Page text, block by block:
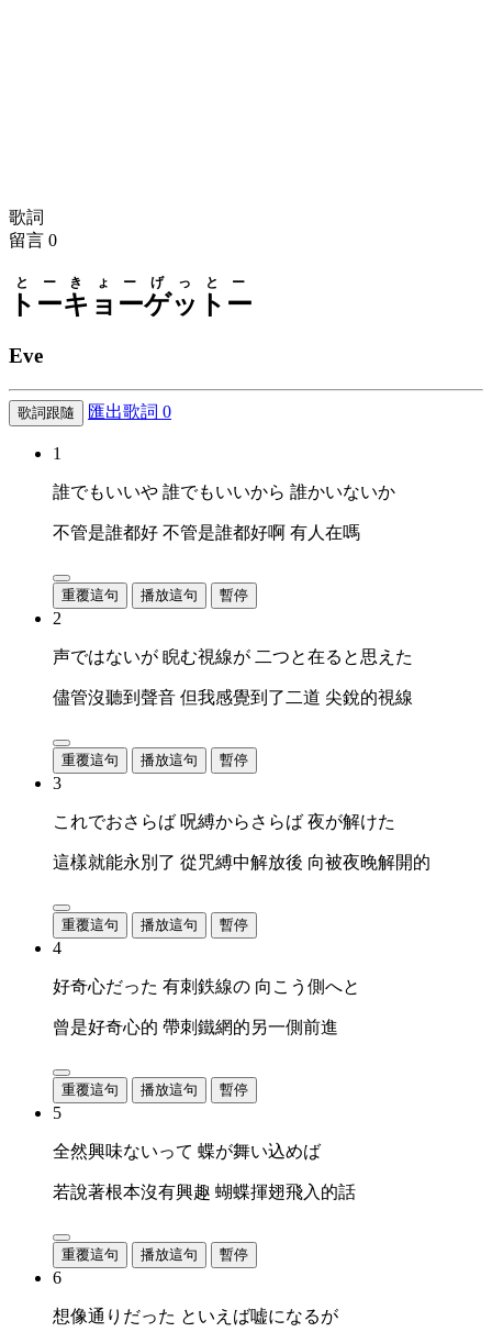
歌詞
留言 0
トーキョー
とーきょー
ゲットー
げっとー
Eve
歌詞跟隨 匯出歌詞 0
1
誰でもいいや 誰でもいいから 誰かいないか
不管是誰都好 不管是誰都好啊 有人在嗎
重覆這句 播放這句 暫停
2
声ではないが 睨む視線が 二つと在ると思えた
儘管沒聽到聲音 但我感覺到了二道 尖銳的視線
重覆這句 播放這句 暫停
3
これでおさらば 呪縛からさらば 夜が解けた
這樣就能永別了 從咒縛中解放後 向被夜晚解開的
重覆這句 播放這句 暫停
4
好奇心だった 有刺鉄線の 向こう側へと
曾是好奇心的 帶刺鐵網的另一側前進
重覆這句 播放這句 暫停
5
全然興味ないって 蝶が舞い込めば
若說著根本沒有興趣 蝴蝶揮翅飛入的話
重覆這句 播放這句 暫停
6
想像通りだった といえば嘘になるが